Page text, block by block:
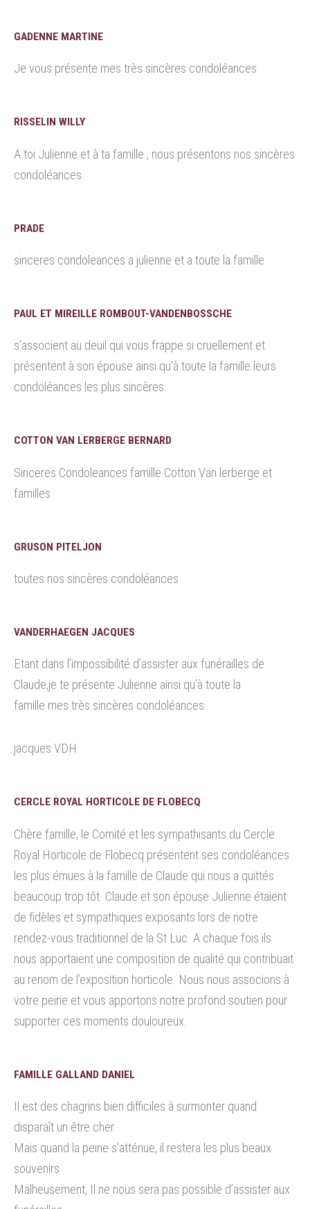
GADENNE MARTINE
Je vous présente mes très sincères condoléances
RISSELIN WILLY
A toi Julienne et à ta famille , nous présentons nos sincères
condoléances
PRADE
sinceres condoleances a julienne et a toute la famille
PAUL ET MIREILLE ROMBOUT-VANDENBOSSCHE
s’associent au deuil qui vous frappe si cruellement et
présentent à son épouse ainsi qu’à toute la famille leurs
condoléances les plus sincères.
COTTON VAN LERBERGE BERNARD
Sinceres Condoleances famille Cotton Van lerberge et
familles
GRUSON PITELJON
toutes nos sincères condoléances
VANDERHAEGEN JACQUES
Etant dans l’impossibilité d’assister aux funérailles de
Claude,je te présente Julienne ainsi qu’à toute la
famille mes très sincères condoléances .
jacques VDH
CERCLE ROYAL HORTICOLE DE FLOBECQ
Chère famille, le Comité et les sympathisants du Cercle
Royal Horticole de Flobecq présentent ses condoléances
les plus émues à la famille de Claude qui nous a quittés
beaucoup trop tôt. Claude et son épouse Julienne étaient
de fidèles et sympathiques exposants lors de notre
rendez-vous traditionnel de la St Luc. A chaque fois ils
nous apportaient une composition de qualité qui contribuait
au renom de l’exposition horticole. Nous nous associons à
votre peine et vous apportons notre profond soutien pour
supporter ces moments douloureux.
FAMILLE GALLAND DANIEL
Il est des chagrins bien difficiles à surmonter quand
disparaît un être cher.
Mais quand la peine s’atténue, il restera les plus beaux
souvenirs.
Malheusement, Il ne nous sera pas possible d’assister aux